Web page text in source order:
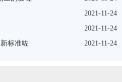
2021-11-24
2021-11-24
2021-11-24
标准咗